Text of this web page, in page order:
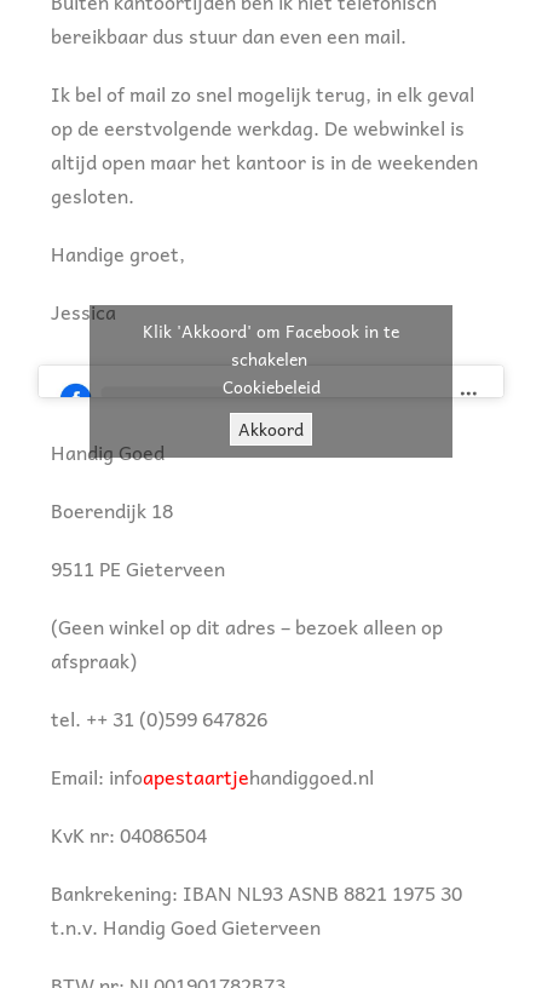
bereikbaar dus stuur dan even een mail.
Ik bel of mail zo snel mogelijk terug, in elk geval
op de eerstvolgende werkdag. De webwinkel is
altijd open maar het kantoor is in de weekenden
gesloten.
Handige groet,
Jessica
Klik 'Akkoord' om Facebook in te
schakelen
Cookiebeleid
Akkoord
Handig Goed
Boerendijk 18
9511 PE Gieterveen
(Geen winkel op dit adres – bezoek alleen op
afspraak)
tel. ++ 31 (0)599 647826
Email: infoapestaartjehandiggoed.nl
KvK nr: 04086504
Bankrekening: IBAN NL93 ASNB 8821 1975 30
t.n.v. Handig Goed Gieterveen